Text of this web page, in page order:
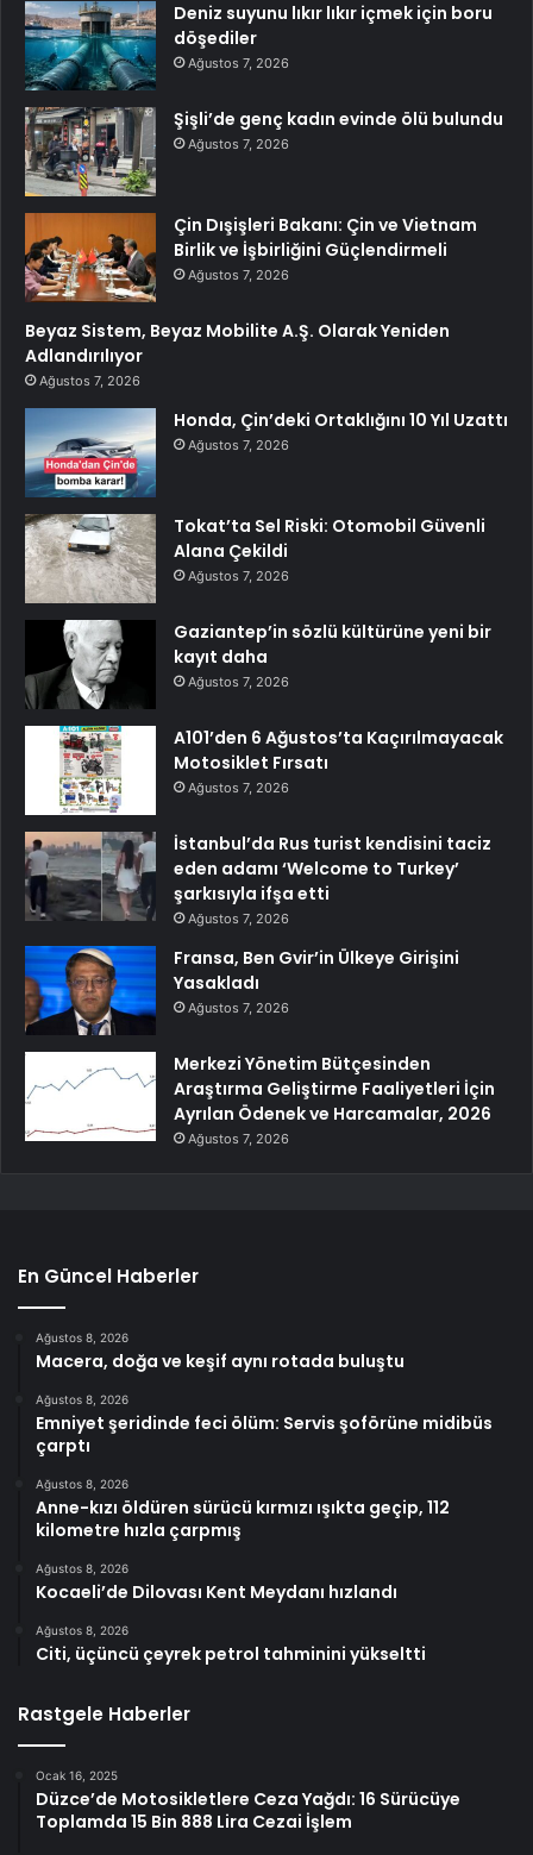
Deniz suyunu lıkır lıkır içmek için boru
döşediler
Ağustos 7, 2026
Şişli’de genç kadın evinde ölü bulundu
Ağustos 7, 2026
Çin Dışişleri Bakanı: Çin ve Vietnam
Birlik ve İşbirliğini Güçlendirmeli
Ağustos 7, 2026
Beyaz Sistem, Beyaz Mobilite A.Ş. Olarak Yeniden
Adlandırılıyor
Ağustos 7, 2026
Honda, Çin’deki Ortaklığını 10 Yıl Uzattı
Ağustos 7, 2026
Tokat’ta Sel Riski: Otomobil Güvenli
Alana Çekildi
Ağustos 7, 2026
Gaziantep’in sözlü kültürüne yeni bir
kayıt daha
Ağustos 7, 2026
A101’den 6 Ağustos’ta Kaçırılmayacak
Motosiklet Fırsatı
Ağustos 7, 2026
İstanbul’da Rus turist kendisini taciz
eden adamı ‘Welcome to Turkey’
şarkısıyla ifşa etti
Ağustos 7, 2026
Fransa, Ben Gvir’in Ülkeye Girişini
Yasakladı
Ağustos 7, 2026
Merkezi Yönetim Bütçesinden
Araştırma Geliştirme Faaliyetleri İçin
Ayrılan Ödenek ve Harcamalar, 2026
Ağustos 7, 2026
En Güncel Haberler
Ağustos 8, 2026
Macera, doğa ve keşif aynı rotada buluştu
Ağustos 8, 2026
Emniyet şeridinde feci ölüm: Servis şoförüne midibüs
çarptı
Ağustos 8, 2026
Anne-kızı öldüren sürücü kırmızı ışıkta geçip, 112
kilometre hızla çarpmış
Ağustos 8, 2026
Kocaeli’de Dilovası Kent Meydanı hızlandı
Ağustos 8, 2026
Citi, üçüncü çeyrek petrol tahminini yükseltti
Rastgele Haberler
Ocak 16, 2025
Düzce’de Motosikletlere Ceza Yağdı: 16 Sürücüye
Toplamda 15 Bin 888 Lira Cezai İşlem